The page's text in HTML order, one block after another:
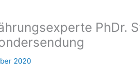
PhDr.
2020